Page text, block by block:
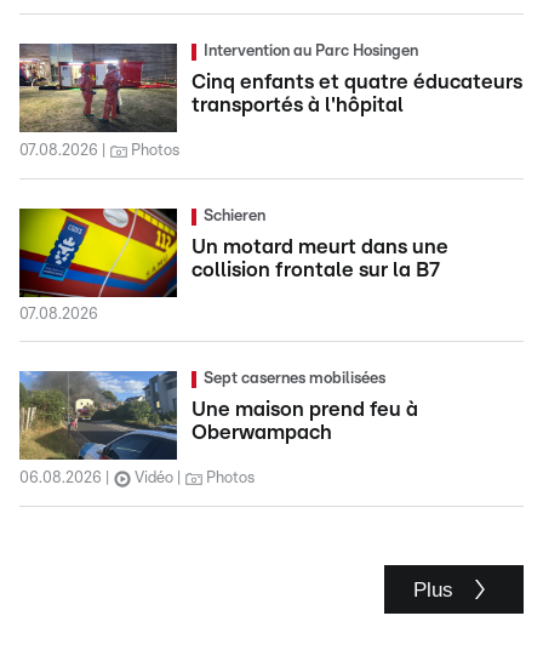
Intervention au Parc Hosingen
Cinq enfants et quatre éducateurs
transportés à l'hôpital
07.08.2026 Photos
Schieren
Un motard meurt dans une
collision frontale sur la B7
07.08.2026
Sept casernes mobilisées
Une maison prend feu à
Oberwampach
06.08.2026 Vidéo Photos
Plus